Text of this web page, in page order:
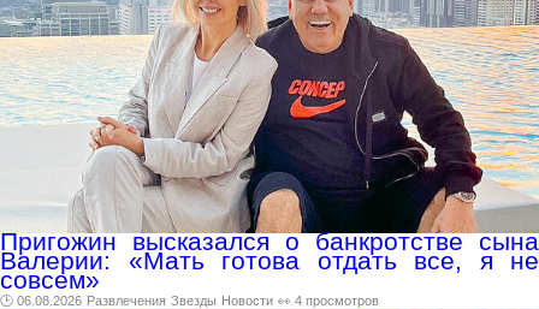
Пригожин высказался о банкротстве сына
Валерии: «Мать готова отдать все, я не
совсем»
🕑 06.08.2026 Развлечения Звезды Новости 👀 4 просмотров